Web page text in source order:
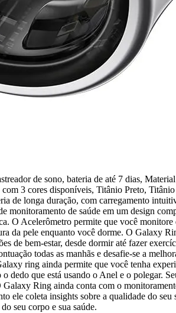
de sono, bateria de até 7 dias,
3 cores disponíveis, Titânio Preto,
de longa duração, com carregamento
monitoramento de saúde em um design
O Acelerômetro permite que você
da pele enquanto você dorme. O Galaxy
de bem-estar, desde dormir até fazer
todas as manhãs e desafie-se a
ring ainda permite que você tenha
que está usando o Anel e o polegar.
Ring ainda conta com o
ele coleta insights sobre a qualidade do
seu corpo e sua saúde.